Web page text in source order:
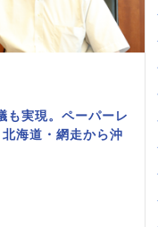
も実現。ペーパーレ
海道・網走から沖